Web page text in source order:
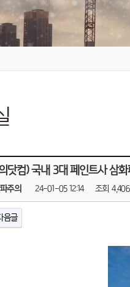
닷컴) 국내 3대 페인트사 삼
주의 24-01-05 12:14 조회
음글